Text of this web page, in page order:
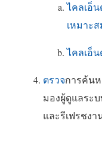
ไคลเอ็
เหมาะส
ไคลเอ็
ตรวจการค้น
มองผู้ดูแลระบ
และรีเฟรชง